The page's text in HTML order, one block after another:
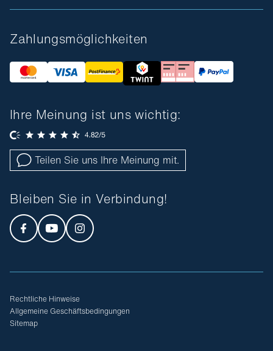
Zahlungsmöglichkeiten
Ihre Meinung ist uns wichtig:
Teilen Sie uns Ihre Meinung mit.
Bleiben Sie in Verbindung!
Rechtliche Hinweise
Allgemeine Geschäftsbedingungen
Sitemap